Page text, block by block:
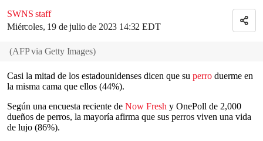
SWNS staff
Miércoles, 19 de julio de 2023 14:32 EDT
(AFP via Getty Images)
Casi la mitad de los estadounidenses dicen que su perro duerme en
la misma cama que ellos (44%).
Según una encuesta reciente de Now Fresh y OnePoll de 2,000
dueños de perros, la mayoría afirma que sus perros viven una vida
de lujo (86%).